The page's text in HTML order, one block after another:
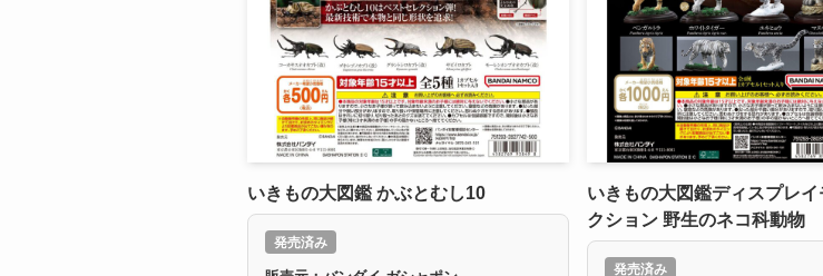
いきもの大図鑑 かぶとむし10
発売済み
いきもの大図鑑ディスプレイ
クション 野生のネコ科動物
発売済み